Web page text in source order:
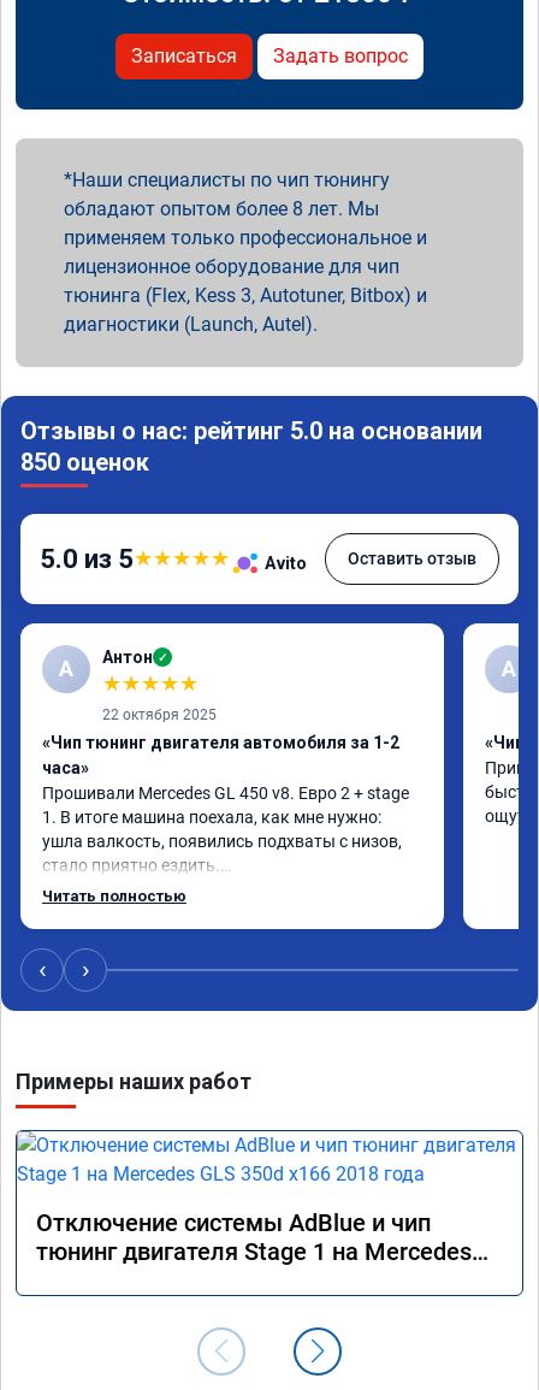
Записаться Задать вопрос
Наши специалисты по чип тюнингу
обладают опытом более 8 лет. Мы
применяем только профессиональное и
лицензионное оборудование для чип
тюнинга (Flex, Kess 3, Autotuner, Bitbox) и
диагностики (Launch, Autel).
Отзывы о нас: рейтинг 5.0 на основании
850 оценок
5.0 из 5★★★★★ Avito Оставить отзыв
А Антон ✓
★★★★★
22 октября 2025
«Чип тюнинг двигателя автомобиля за 1-2
часа»
Прошивали Mercedes GL 450 v8. Евро 2 + stage
1. В итоге машина поехала, как мне нужно:
ушла валкость, появились подхваты с низов,
стало приятно ездить.
Одни из лучших трат, в авто! 🔥
Читать полностью
A
«Чип
‹ ›
Примеры наших работ
Отключение системы AdBlue и чип
тюнинг двигателя Stage 1 на Mercedes